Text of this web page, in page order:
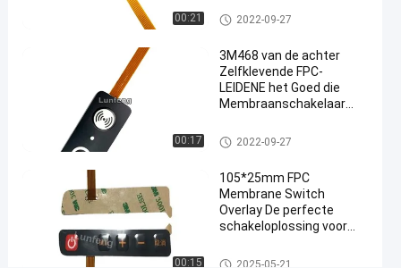
Zelfklevende
tastbare
metaalkoepel
#
Het tastbare
toetsenbord
00:21 FPC-Membraanschakelaar
2022-09-27
00:17
3M468 van de achter
Zelfklevende FPC-
LEIDENE het Goed die
Membraanschakelaar
verzegelen
FPC-Membraanschakelaar
2022-09-27
00:15
105*25mm FPC
Membrane Switch
Overlay De perfecte
schakeloplossing voor
FPC-Membraanschakelaar
2025-05-21